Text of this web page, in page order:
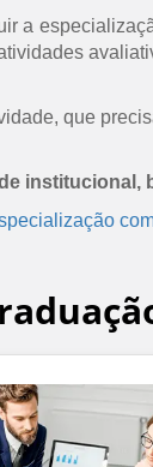
a
que
institucional,